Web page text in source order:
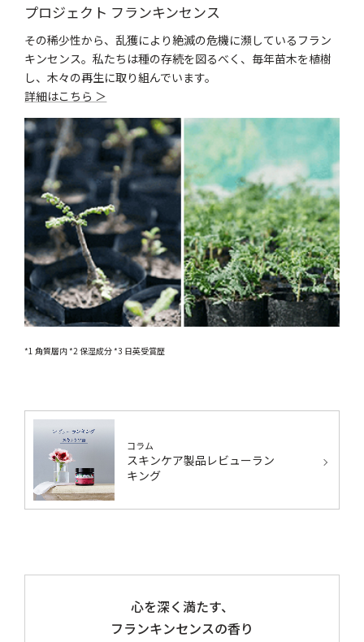
プロジェクト フランキンセンス
その稀少性から、乱獲により絶滅の危機に瀕しているフラン
キンセンス。私たちは種の存続を図るべく、毎年苗木を植樹
し、木々の再生に取り組んでいます。
詳細はこちら ＞
*1 角質層内 *2 保湿成分 *3 日英受賞歴
コラム
スキンケア製品レビューラン
キング
心を深く満たす、
フランキンセンスの香り